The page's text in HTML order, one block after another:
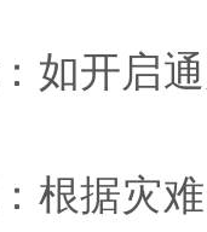
开启通
据灾难